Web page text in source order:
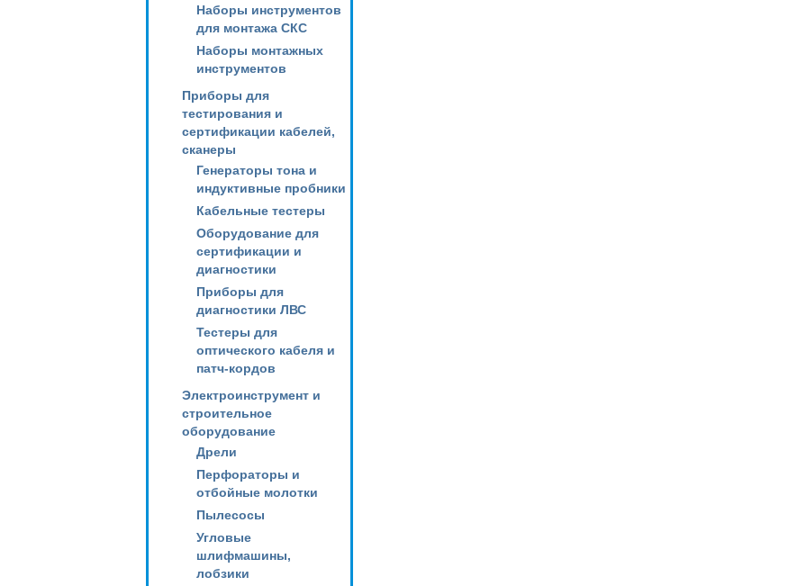
Наборы инструментов
для монтажа СКС
Наборы монтажных
инструментов
Приборы для
тестирования и
сертификации кабелей,
сканеры
Генераторы тона и
индуктивные пробники
Кабельные тестеры
Оборудование для
сертификации и
диагностики
Приборы для
диагностики ЛВС
Тестеры для
оптического кабеля и
патч-кордов
Электроинструмент и
строительное
оборудование
Дрели
Перфораторы и
отбойные молотки
Пылесосы
Угловые
шлифмашины,
лобзики